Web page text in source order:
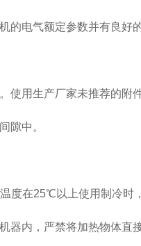
的电气额定参数并有良好
使用生产厂家未推荐的附
隙中。
度在25℃以上使用制冷时
器内，严禁将加热物体直